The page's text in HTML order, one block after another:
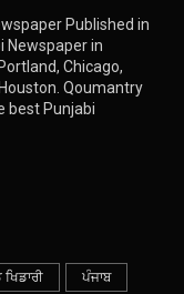
Published in
Newspaper in
Chicago,
Qoumantry
best Punjabi
ਪੰਜਾਬ